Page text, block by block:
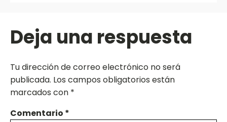
Deja una respuesta
Tu dirección de correo electrónico no será
publicada. Los campos obligatorios están
marcados con *
Comentario *